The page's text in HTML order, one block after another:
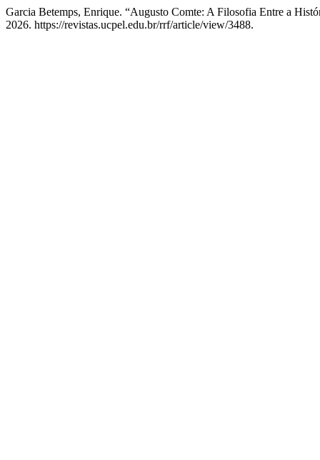
Garcia Betemps, Enrique. “Augusto Comte: A Filosofia Entre a
2026. https://revistas.ucpel.edu.br/rrf/article/view/3488.